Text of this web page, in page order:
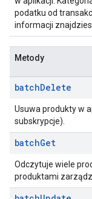
podatku od
informacji
Metody
batchDelete
Usuwa produkty w
subskrypcje).
batchGet
Odczytuje wiele
produktami